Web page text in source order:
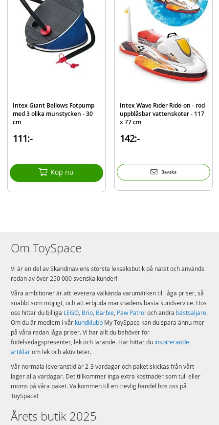
information
58165NP-oransje
6941057451657
Varumärke Intex
Intex Giant Bellows Fotpump
med 3 olika munstycken - 30
cm
111:-
Köp nu
Intex Wave Rider Ride-on - röd
uppblåsbar vattenskoter - 117
x 77 cm
142:-
Bevaka
Om ToySpace
Vi är en del av Skandinaviens största leksaksbutik på nätet och används
redan av över 250 000 svenska kunder!
Våra ambitioner är att leverera välkända varumärken till låga priser, så
snabbt som möjligt, och att erbjuda marknadens bästa kundservice. Hos
oss hittar du billiga LEGO, Brio, Barbie, Paw Patrol och andra bästsäljare.
Om du är medlem i vår kundklubb My ToySpace kan du spara ännu mer
på våra redan låga priser. Vi har allt du behöver för
födelsedagspresenter, lek och lärande. Här hittar du inspirerande
artiklarom lek och aktiviteter.
Vår normala leveranstid är 2-3 vardagar och paket skickas från vårt
lager alla vardagar. Det tillkommer inga extra kostnader som tull eller
moms på våra paket. Välkommen till en trevlig handel hos oss på
ToySpace!
Årets butik 2025